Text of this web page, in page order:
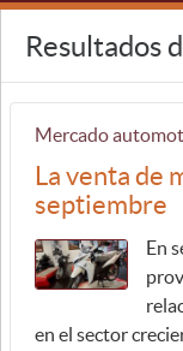
Resultados
Mercado
La venta de
septiembre
En
en el sector